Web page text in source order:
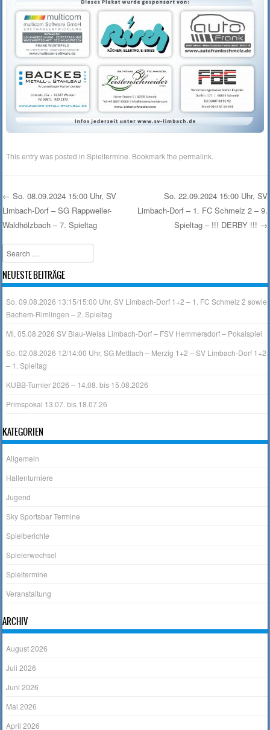
This entry was posted inSpieltermine . Bookmark thepermalink
Post navigation
← So. 08.09.2024 15:00 Uhr, SV
Limbach-Dorf – SG Rappweiler-
Waldhölzbach – 7. Spieltag
So. 22.09.2024 15:00 Uhr, SV
Limbach-Dorf – 1. FC Schmelz 2 – 9.
Spieltag – !!! DERBY !!! →
Search
NEUESTE BEITRÄGE
So. 09.08.2026 13:15/15:00 Uhr, SV Limbach-Dorf 1+2 – 1. FC Schmelz 2 sowie
Bachem-Rimlingen – 2. Spieltag
Mi, 05.08.2026 SV Blau-Weiss Limbach-Dorf – FSV Hemmersdorf – Pokalspiel
So. 02.08.2026 12/14:00 Uhr, SG Mettlach – Merzig 1+2 – SV Limbach-Dorf 1+2
– 1. Spieltag
KUBB-Turnier 2026 – 14.08. bis 15.08.2026
Primspokal 13.07. bis 18.07.26
KATEGORIEN
Allgemein
Hallenturniere
Jugend
Sky Sportsbar Termine
Spielberichte
Spielerwechsel
Spieltermine
Veranstaltung
ARCHIV
August 2026
Juli 2026
Juni 2026
Mai 2026
April 2026